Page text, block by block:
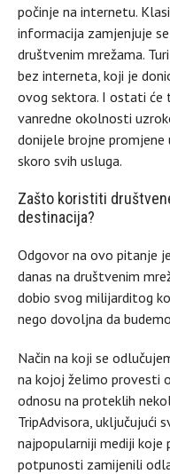
počinje na internetu.
informacija zamjenjuje
društvenim mrežama.
bez interneta, koji je
ovog sektora. I ostati će
vanredne okolnosti
donijele brojne
skoro svih usluga.
Zašto koristiti
destinacija?
Odgovor na ovo pitanje
danas na društvenim
dobio svog milijarditog
nego dovoljna da
Način na koji se
na kojoj želimo provesti
odnosu na proteklih
TripAdvisora, uključujući
najpopularniji mediji koje
potpunosti zamijenili